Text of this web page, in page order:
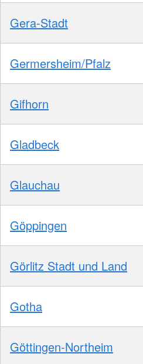
Gera-Stadt
Germersheim/Pfalz
Gifhorn
Gladbeck
Glauchau
Göppingen
Görlitz Stadt und Land
Gotha
Göttingen-Northeim